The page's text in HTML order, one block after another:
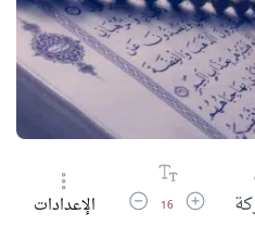
زيادة حجم الخط
16 تقليل حجم الخط
الإعدادات